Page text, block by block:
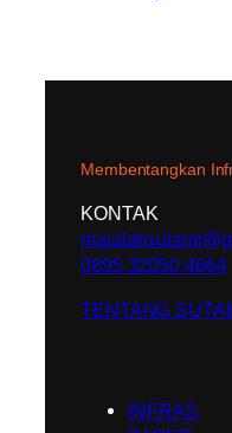
Membentangkan
KONTAK
0895 32050 4664
TENTANG
INFRAS